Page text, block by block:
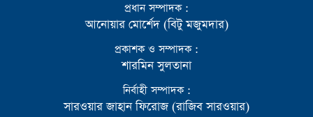
প্রধান সম্পাদক :
আনোয়ার মোর্শেদ (বিটু মজুমদার)
প্রকাশক ও সম্পাদক :
শারমিন সুলতানা
নির্বাহী সম্পাদক :
সারওয়ার জাহান ফিরোজ (রাজিব সারওয়ার)